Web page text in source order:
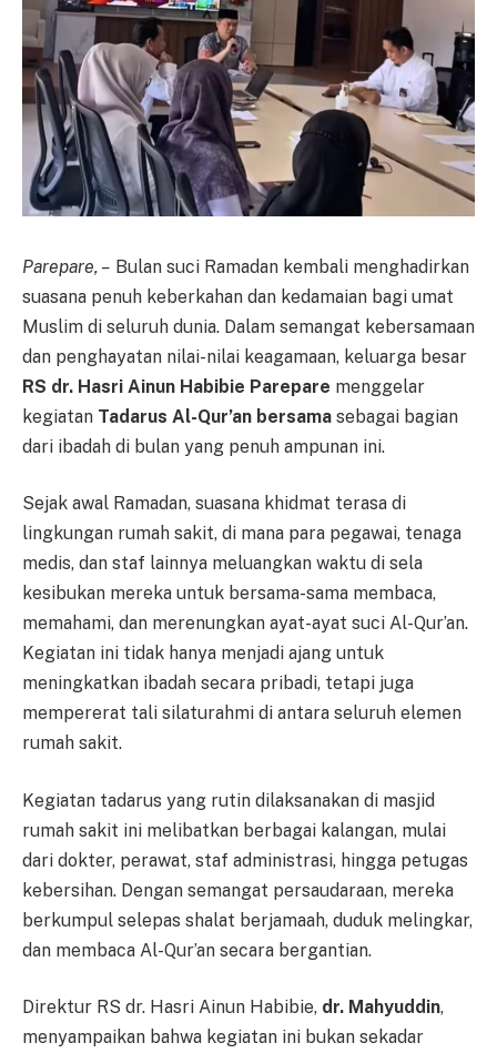
Parepare, – Bulan suci Ramadan kembali menghadirkan
suasana penuh keberkahan dan kedamaian bagi umat
Muslim di seluruh dunia. Dalam semangat kebersamaan
dan penghayatan nilai-nilai keagamaan, keluarga besar
RS dr. Hasri Ainun Habibie Parepare menggelar
kegiatan Tadarus Al-Qur’an bersama sebagai bagian
dari ibadah di bulan yang penuh ampunan ini.
Sejak awal Ramadan, suasana khidmat terasa di
lingkungan rumah sakit, di mana para pegawai, tenaga
medis, dan staf lainnya meluangkan waktu di sela
kesibukan mereka untuk bersama-sama membaca,
memahami, dan merenungkan ayat-ayat suci Al-Qur’an.
Kegiatan ini tidak hanya menjadi ajang untuk
meningkatkan ibadah secara pribadi, tetapi juga
mempererat tali silaturahmi di antara seluruh elemen
rumah sakit.
Kegiatan tadarus yang rutin dilaksanakan di masjid
rumah sakit ini melibatkan berbagai kalangan, mulai
dari dokter, perawat, staf administrasi, hingga petugas
kebersihan. Dengan semangat persaudaraan, mereka
berkumpul selepas shalat berjamaah, duduk melingkar,
dan membaca Al-Qur’an secara bergantian.
Direktur RS dr. Hasri Ainun Habibie, dr. Mahyuddin,
menyampaikan bahwa kegiatan ini bukan sekadar